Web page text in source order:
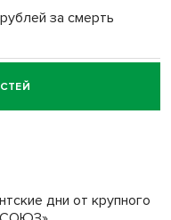
за смерть
за смерть
дни от крупного